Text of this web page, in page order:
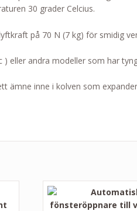
30 grader Celcius.
på 70 N (7 kg) för smidig
eller andra modeller som har
ämne inne i kolven som